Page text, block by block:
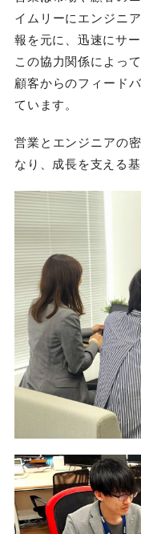
イムリーにエンジニ
報を元に、迅速にサ
この協力関係によっ
顧客からのフィード
ています。
営業とエンジニアの
なり、成長を支える